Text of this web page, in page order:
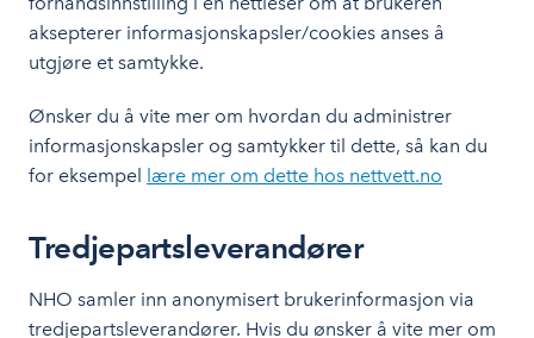
aksepterer informasjonskapsler/cookies anses å
utgjøre et samtykke.
Ønsker du å vite mer om hvordan du administrer
informasjonskapsler og samtykker til dette, så kan du
for eksempel lære mer om dette hos nettvett.no
Tredjepartsleverandører
NHO samler inn anonymisert brukerinformasjon via
tredjepartsleverandører. Hvis du ønsker å vite mer om